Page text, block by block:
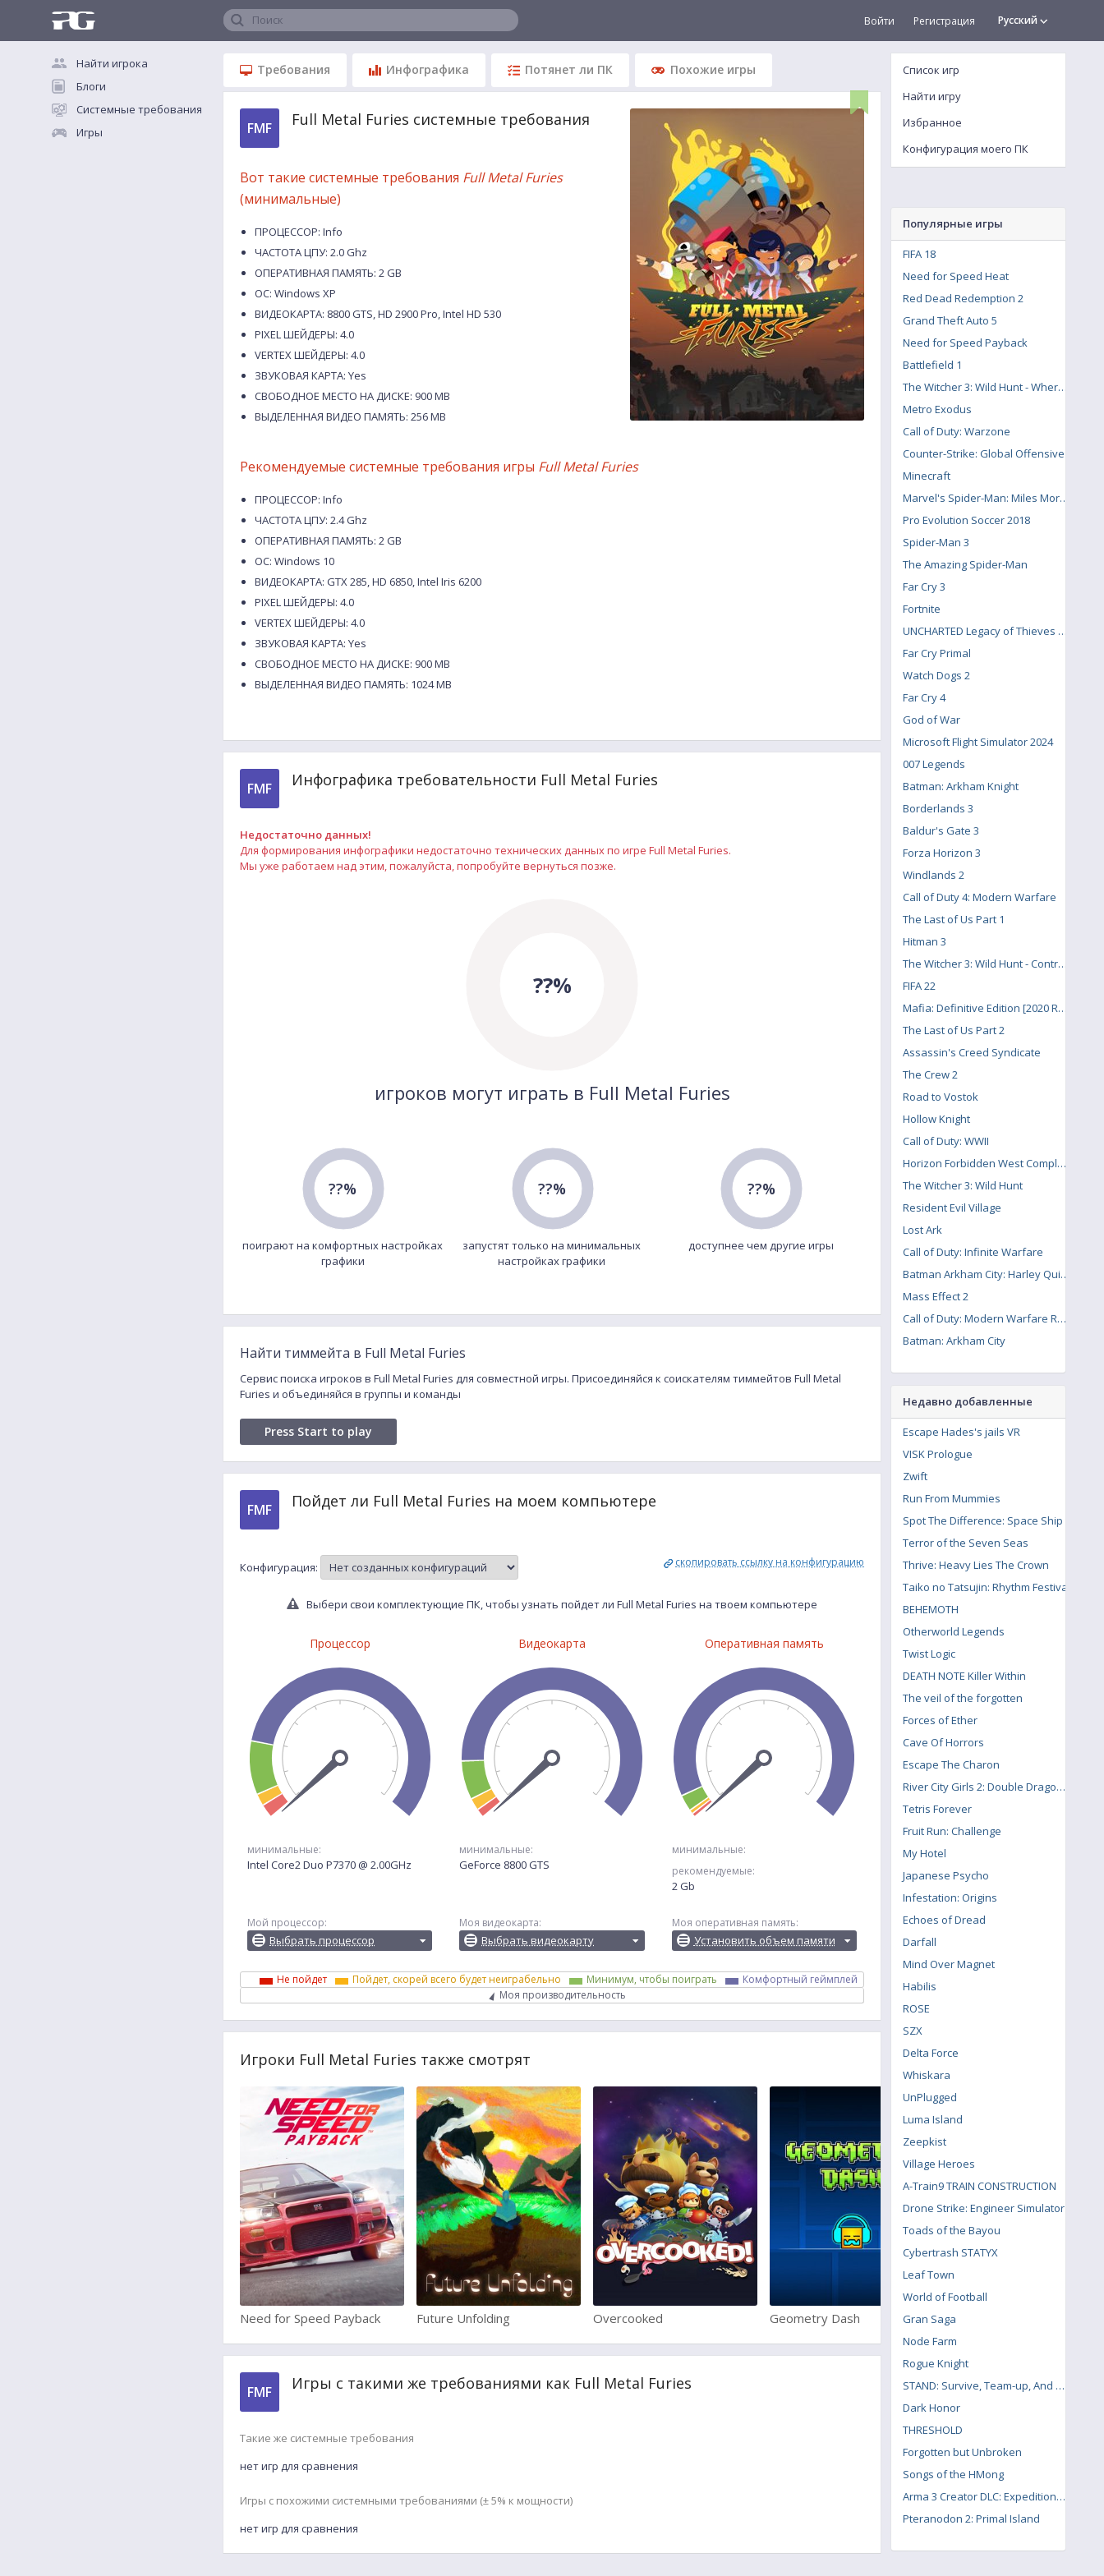
Поиск Русский
Войти Регистрация
Найти игрока
Блоги
Системные требования
Игры
Требования Инфографика Потянет ли ПК Похожие игры
FMF Full Metal Furies системные требования
Вот такие системные требования Full Metal Furies
(минимальные)
ПРОЦЕССОР: Info
ЧАСТОТА ЦПУ: 2.0 Ghz
ОПЕРАТИВНАЯ ПАМЯТЬ: 2 GB
ОС: Windows XP
ВИДЕОКАРТА: 8800 GTS, HD 2900 Pro, Intel HD 530
PIXEL ШЕЙДЕРЫ: 4.0
VERTEX ШЕЙДЕРЫ: 4.0
ЗВУКОВАЯ КАРТА: Yes
СВОБОДНОЕ МЕСТО НА ДИСКЕ: 900 MB
ВЫДЕЛЕННАЯ ВИДЕО ПАМЯТЬ: 256 MB
Рекомендуемые системные требования игры Full Metal Furies
ПРОЦЕССОР: Info
ЧАСТОТА ЦПУ: 2.4 Ghz
ОПЕРАТИВНАЯ ПАМЯТЬ: 2 GB
ОС: Windows 10
ВИДЕОКАРТА: GTX 285, HD 6850, Intel Iris 6200
PIXEL ШЕЙДЕРЫ: 4.0
VERTEX ШЕЙДЕРЫ: 4.0
ЗВУКОВАЯ КАРТА: Yes
СВОБОДНОЕ МЕСТО НА ДИСКЕ: 900 MB
ВЫДЕЛЕННАЯ ВИДЕО ПАМЯТЬ: 1024 MB
FMF Инфографика требовательности Full Metal Furies
Недостаточно данных!
Для формирования инфографики недостаточно технических данных по игре Full Metal Furies.
Мы уже работаем над этим, пожалуйста, попробуйте вернуться позже.
??%
игроков могут играть в Full Metal Furies
??%
поиграют на комфортных настройках
графики
??%
запустят только на минимальных
настройках графики
??%
доступнее чем другие игры
Найти тиммейта в Full Metal Furies
Сервис поиска игроков в Full Metal Furies для совместной игры. Присоединяйся к соискателям тиммейтов Full Metal
Furies и объединяйся в группы и команды
Press Start to play
FMF Пойдет ли Full Metal Furies на моем компьютере
Конфигурация: скопировать ссылку на конфигурацию
Выбери свои комплектующие ПК, чтобы узнать пойдет ли Full Metal Furies на твоем компьютере
Процессор
минимальные:
Intel Core2 Duo P7370 @ 2.00GHz
Мой процессор:
Выбрать процессор
Видеокарта
минимальные:
GeForce 8800 GTS
Моя видеокарта:
Выбрать видеокарту
Оперативная память
минимальные:
рекомендуемые:
2 Gb
Моя оперативная память:
Установить объем памяти
Не пойдет Пойдет, скорей всего будет неиграбельно Минимум, чтобы поиграть
Комфортный геймплей
Моя производительность
Игроки Full Metal Furies также смотрят
Need for Speed Payback Future Unfolding Overcooked Geometry Dash BombTag
FMF Игры с такими же требованиями как Full Metal Furies
Такие же системные требования
нет игр для сравнения
Игры с похожими системными требованиями (± 5% к мощности)
нет игр для сравнения
Список игр
Найти игру
Избранное
Конфигурация моего ПК
Популярные игры
FIFA 18
Need for Speed Heat
Red Dead Redemption 2
Grand Theft Auto 5
Need for Speed Payback
Battlefield 1
The Witcher 3: Wild Hunt - Where the Cat and Wolf Play
Metro Exodus
Call of Duty: Warzone
Counter-Strike: Global Offensive
Minecraft
Marvel's Spider-Man: Miles Morales
Pro Evolution Soccer 2018
Spider-Man 3
The Amazing Spider-Man
Far Cry 3
Fortnite
UNCHARTED Legacy of Thieves Collection
Far Cry Primal
Watch Dogs 2
Far Cry 4
God of War
Microsoft Flight Simulator 2024
007 Legends
Batman: Arkham Knight
Borderlands 3
Baldur's Gate 3
Forza Horizon 3
Windlands 2
Call of Duty 4: Modern Warfare
The Last of Us Part 1
Hitman 3
The Witcher 3: Wild Hunt - Contract: Missing Miners
FIFA 22
Mafia: Definitive Edition [2020 Remake]
The Last of Us Part 2
Assassin's Creed Syndicate
The Crew 2
Road to Vostok
Hollow Knight
Call of Duty: WWII
Horizon Forbidden West Complete Edition
The Witcher 3: Wild Hunt
Resident Evil Village
Lost Ark
Call of Duty: Infinite Warfare
Batman Arkham City: Harley Quinn's Revenge
Mass Effect 2
Call of Duty: Modern Warfare Remastered
Batman: Arkham City
Недавно добавленные
Escape Hades's jails VR
VISK Prologue
Zwift
Run From Mummies
Spot The Difference: Space Ship
Terror of the Seven Seas
Thrive: Heavy Lies The Crown
Taiko no Tatsujin: Rhythm Festival
BEHEMOTH
Otherworld Legends
Twist Logic
DEATH NOTE Killer Within
The veil of the forgotten
Forces of Ether
Cave Of Horrors
Escape The Charon
River City Girls 2: Double Dragon DLC
Tetris Forever
Fruit Run: Challenge
My Hotel
Japanese Psycho
Infestation: Origins
Echoes of Dread
Darfall
Mind Over Magnet
Habilis
ROSE
SZX
Delta Force
Whiskara
UnPlugged
Luma Island
Zeepkist
Village Heroes
A-Train9 TRAIN CONSTRUCTION
Drone Strike: Engineer Simulator
Toads of the Bayou
Cybertrash STATYX
Leaf Town
World of Football
Gran Saga
Node Farm
Rogue Knight
STAND: Survive, Team-up, And Never Die
Dark Honor
THRESHOLD
Forgotten but Unbroken
Songs of the HMong
Arma 3 Creator DLC: Expeditionary Forces
Pteranodon 2: Primal Island